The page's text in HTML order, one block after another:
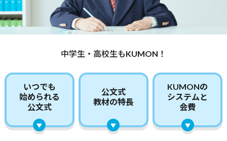
中学生・高校生もKUMON！
いつでも
始められる
公文式
公文式
教材の特長
KUMONの
システムと
会費